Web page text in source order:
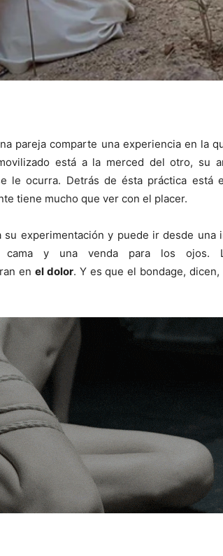
pareja comparte una experiencia en la
está a la merced del otro, su
le ocurra. Detrás de ésta práctica está
tiene mucho que ver con el placer.
experimentación y puede ir desde una
y una venda para los ojos.
enel dolor. Y es que el bondage,